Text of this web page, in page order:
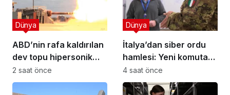
ABD’nin rafa kaldırılan
dev topu hipersonik
çağ için döndü!
Dünya
2 saat önce
İtalya’dan siber ordu
hamlesi: Yeni komuta
ve kariyer yolu!
Dünya
4 saat önce